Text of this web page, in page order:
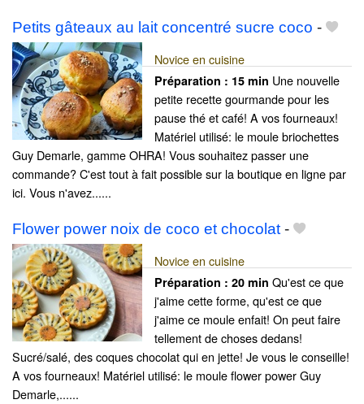
Petits gâteaux au lait concentré sucre coco -
Novice en cuisine
Préparation : 15 min Une nouvelle
petite recette gourmande pour les
pause thé et café! A vos fourneaux!
Matériel utilisé: le moule briochettes
Guy Demarle, gamme OHRA! Vous souhaitez passer une
commande? C'est tout à fait possible sur la boutique en ligne par
ici. Vous n'avez......
Flower power noix de coco et chocolat-
Novice en cuisine
Préparation : 20 min Qu'est ce que
j'aime cette forme, qu'est ce que
j'aime ce moule enfait! On peut faire
tellement de choses dedans!
Sucré/salé, des coques chocolat qui en jette! Je vous le conseille!
A vos fourneaux! Matériel utilisé: le moule flower power Guy
Demarle,......